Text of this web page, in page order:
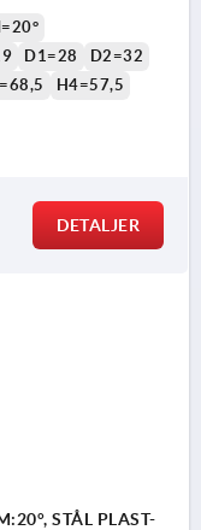
D1=28
D2=32
H4=57,5
DETALJER
STÅL PLAST-